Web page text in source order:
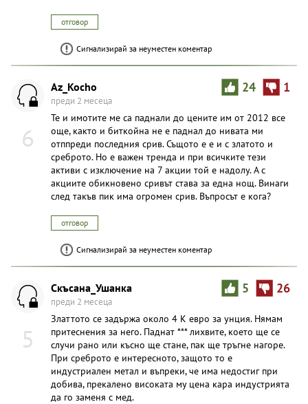
отговор
Сигнализирай за неуместен коментар
6
24 1
Az_Kocho
преди 2 месеца
Те и имотите ме са паднали до цените им от 2012 все
още, както и биткойна не е паднал до нивата ми
отппреди последния срив. Същото е е и с златото и
среброто. Но е важен тренда и при всичките тези
активи с изключение на 7 акции той е надолу. А с
акциите обикновено сривът става за една нощ. Винаги
след такъв пик има огромен срив. Въпросът е кога?
отговор
Сигнализирай за неуместен коментар
5
5 26
Скъсана_Ушанка
преди 2 месеца
Златтото се задържа около 4 К евро за унция. Нямам
притеснения за него. Паднат *** лихвите, което ще се
случи рано или късно ще стане, пак ще тръгне нагоре.
При среброто е интересното, защото то е
индустриален метал и въпреки, че има недостиг при
добива, прекалено високата му цена кара индустрията
да го заменя с мед.